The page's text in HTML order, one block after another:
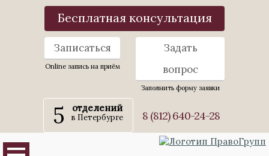
Бесплатная консультация
Записаться
Online запись на приём
Задать
вопрос
Заполнить форму заявки
5 отделений
в Петербурге 8 (812) 640-24-28